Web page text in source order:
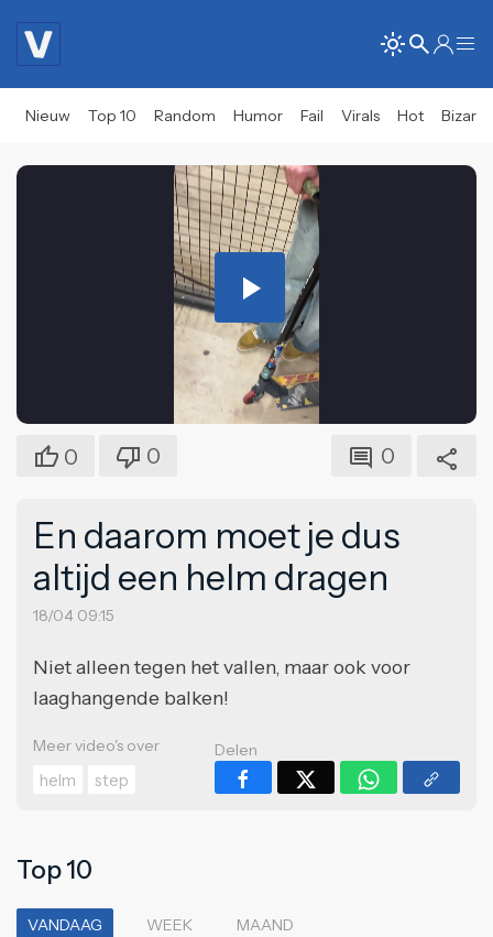
Nieuw Top 10 Random Humor Fail Virals Hot Bizar
Play
Video
0 0 0
En daarom moet je dus
altijd een helm dragen
18/04 09:15
Niet alleen tegen het vallen, maar ook voor
laaghangende balken!
Meer video's over
helm
step
Delen
Top 10
VANDAAG WEEK MAAND